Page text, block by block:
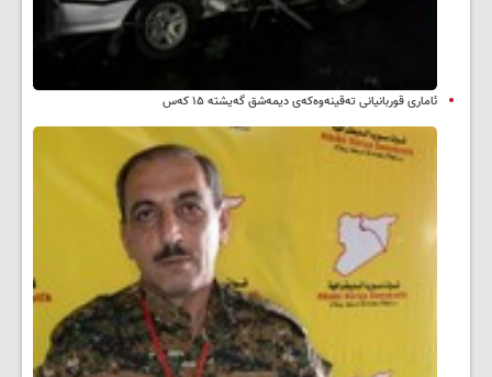
ئاماری قوربانیانی تەقینەوەکەی دیمەشق گەیشتە ۱۵ کەس